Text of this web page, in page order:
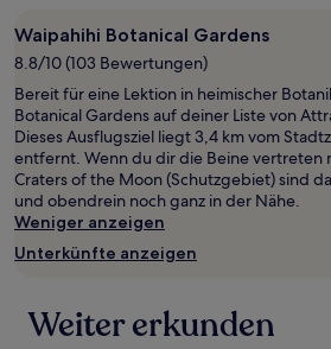
mit
1 Übernachtung
von
2 Erwachsenen
gefunden
wurde.
Preise
und
Verfügbarkeiten
können
sich
ändern.
können
zusätzliche
Waipahihi Botanical Gardens
8.8/10 (103 Bewertungen)
Bereit für eine Lektion in heimischer
Botanical Gardens auf deiner Liste von
Dieses Ausflugsziel liegt 3,4 km vom
entfernt. Wenn du dir die Beine vertreten
Craters of the Moon (Schutzgebiet) sind
und obendrein noch ganz in der Nähe.
Weniger anzeigen
Unterkünfte anzeigen
Weiter erkunden